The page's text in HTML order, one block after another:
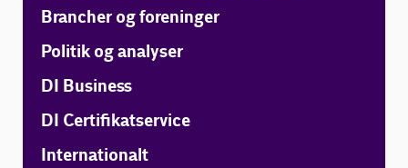
Brancher og foreninger
Politik og analyser
DI Business
DI Certifikatservice
Internationalt